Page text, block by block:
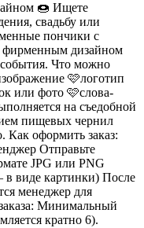
🍩 Ищете
свадьбу или
пончики с
фирменным дизайном
Что можно
🩷логотип
или фото 🩷слова-
на съедобной
пищевых чернил
Как оформить заказ:
Отправьте
JPG или PNG
виде картинки) После
менеджер для
Минимальный
кратно 6).